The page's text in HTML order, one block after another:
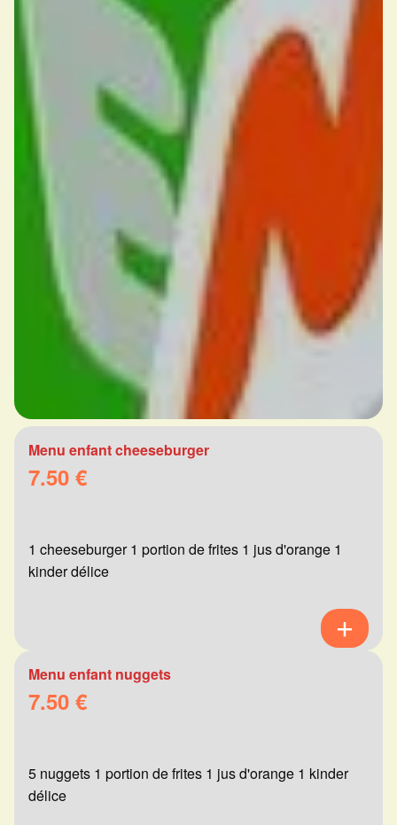
Menu enfant cheeseburger
7.50 €
1 cheeseburger 1 portion de frites 1 jus d'orange 1
kinder délice
Menu enfant nuggets
7.50 €
5 nuggets 1 portion de frites 1 jus d'orange 1 kinder
délice